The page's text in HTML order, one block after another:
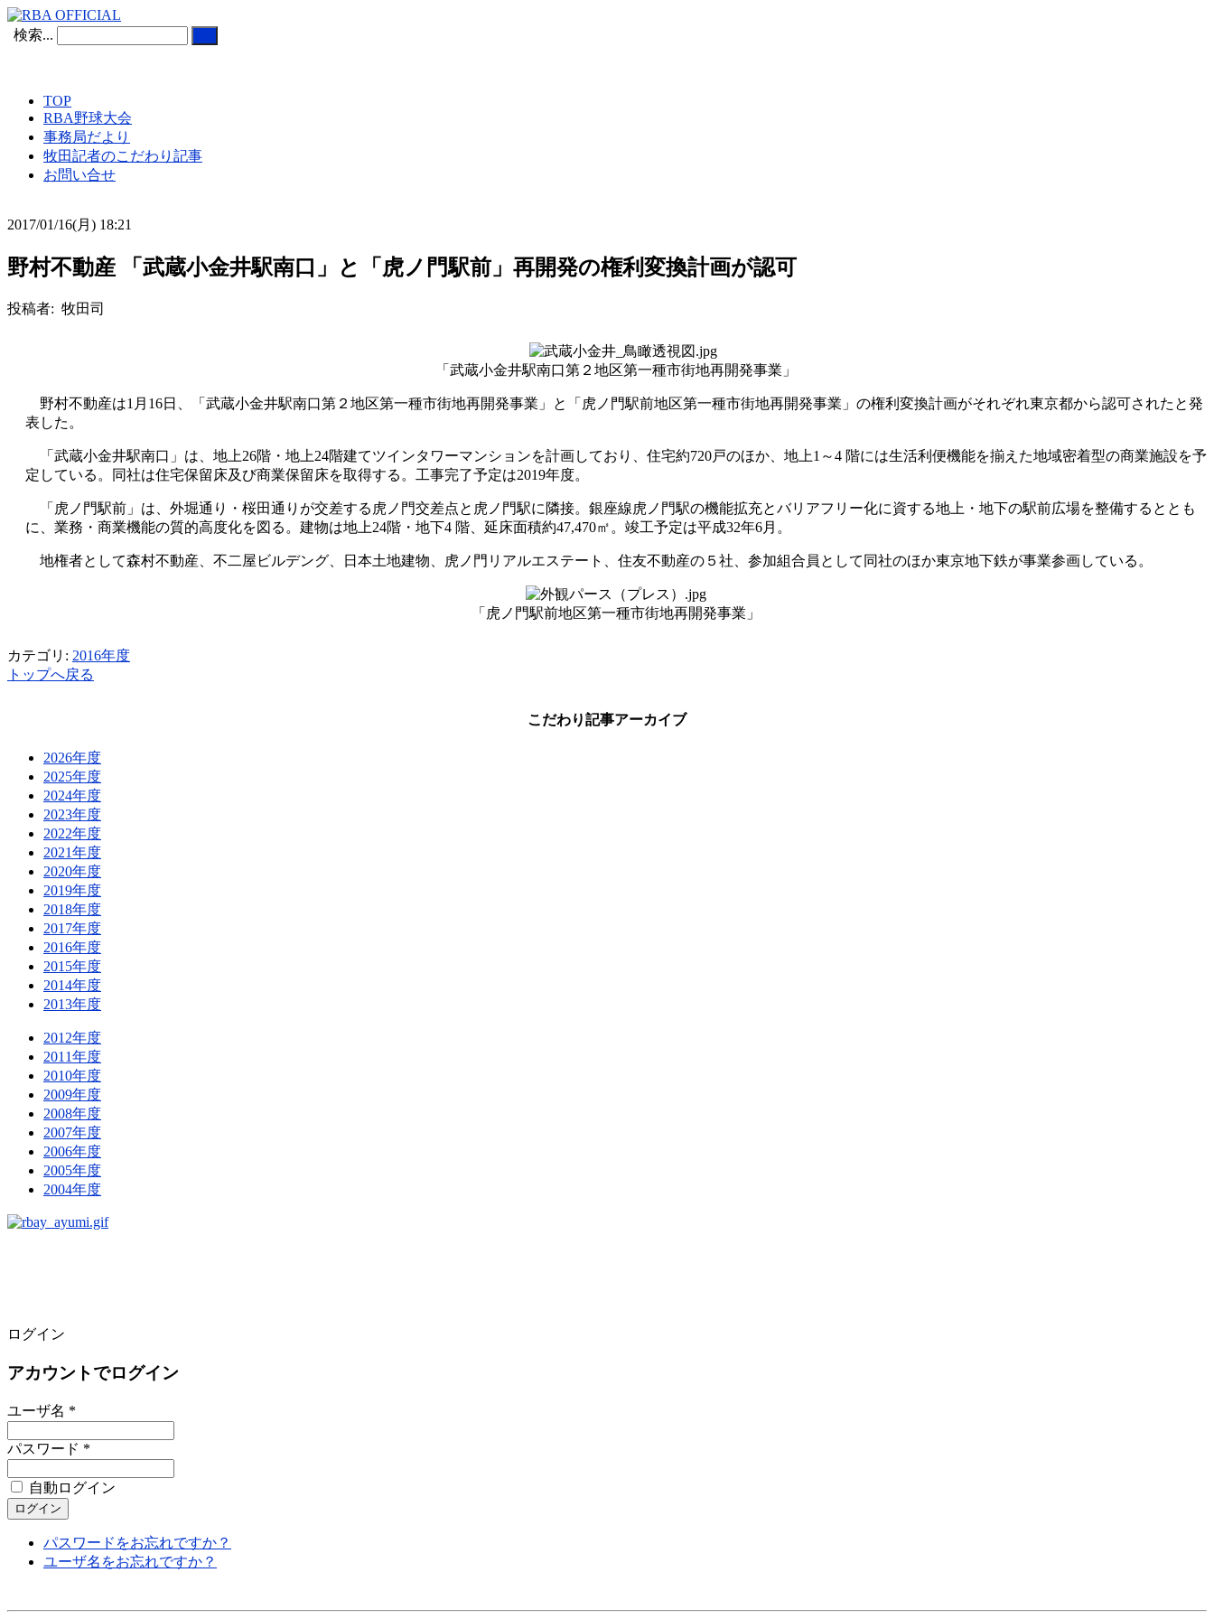
検索...
TOP
RBA野球大会
事務局だより
牧田記者のこだわり記事
お問い合せ
2017/01/16(月) 18:21
野村不動産 「武蔵小金井駅南口」と「虎ノ門駅前」再開発の権利変換計画が認可
投稿者: 牧田司
「武蔵小金井駅南口第２地区第一種市街地再開発事業」
野村不動産は1月16日、「武蔵小金井駅南口第２地区第一種市街地再開発事業」と「虎ノ門駅前地区第一種市街地再開発事業」の権利変換計画がそれぞれ東京都から認可されたと発
表した。
「武蔵小金井駅南口」は、地上26階・地上24階建てツインタワーマンションを計画しており、住宅約720戸のほか、地上1～4 階には生活利便機能を揃えた地域密着型の商業施設を予
定している。同社は住宅保留床及び商業保留床を取得する。工事完了予定は2019年度。
「虎ノ門駅前」は、外堀通り・桜田通りが交差する虎ノ門交差点と虎ノ門駅に隣接。銀座線虎ノ門駅の機能拡充とバリアフリー化に資する地上・地下の駅前広場を整備するととも
に、業務・商業機能の質的高度化を図る。建物は地上24階・地下4 階、延床面積約47,470㎡。竣工予定は平成32年6月。
地権者として森村不動産、不二屋ビルデング、日本土地建物、虎ノ門リアルエステート、住友不動産の５社、参加組合員として同社のほか東京地下鉄が事業参画している。
「虎ノ門駅前地区第一種市街地再開発事業」
カテゴリ: 2016年度
トップへ戻る
こだわり記事アーカイブ
2026年度
2025年度
2024年度
2023年度
2022年度
2021年度
2020年度
2019年度
2018年度
2017年度
2016年度
2015年度
2014年度
2013年度
2012年度
2011年度
2010年度
2009年度
2008年度
2007年度
2006年度
2005年度
2004年度
ログイン
アカウントでログイン
ユーザ名 *
パスワード *
自動ログイン
パスワードをお忘れですか？
ユーザ名をお忘れですか？